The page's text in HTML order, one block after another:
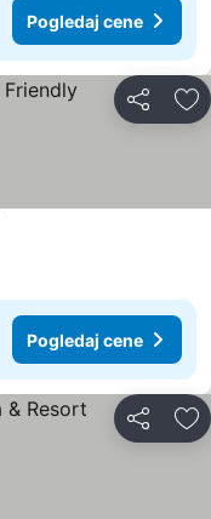
Pogledaj cene
Deli
Pogledaj cene
Deli